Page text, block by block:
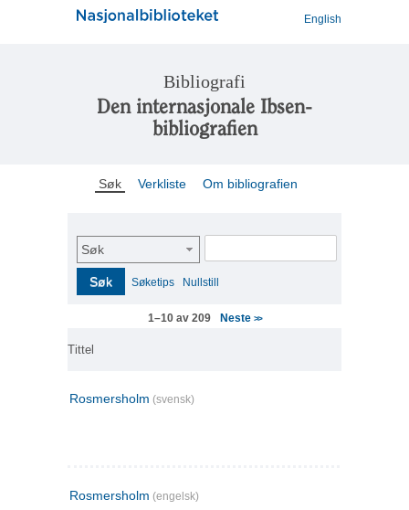
English
Bibliografi
Den internasjonale Ibsen-
bibliografien
Søk Verkliste Om bibliografien
Søk
Søk Søketips Nullstill
1–10 av 209 Neste >>
Tittel
Rosmersholm (svensk)
Rosmersholm (engelsk)